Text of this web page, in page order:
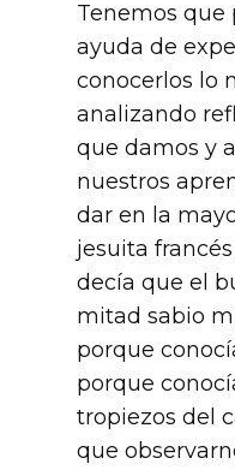
Tenemos que
ayuda de
conocerlos lo
analizando
que damos y
nuestros
dar en la
jesuita
decía que el
mitad sabio
porque
porque
tropiezos del
que